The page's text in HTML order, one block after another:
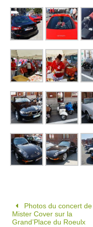
Photos du concert de
Mister Cover sur la
Grand’Place du Roeulx